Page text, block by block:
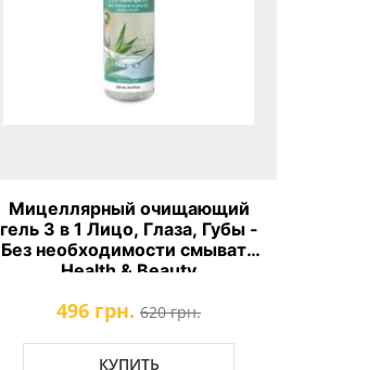
Мицеллярный очищающий
гель 3 в 1 Лицо, Глаза, Губы -
Без необходимости смывать
Health & Beauty
496 грн. 620 грн.
КУПИТЬ